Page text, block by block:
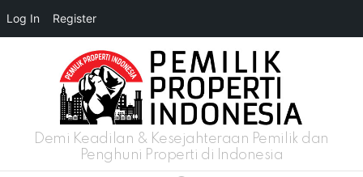
Demi Keadilan & Kesejahteraan Pemilik dan
Penghuni Properti di Indonesia
Log In Register